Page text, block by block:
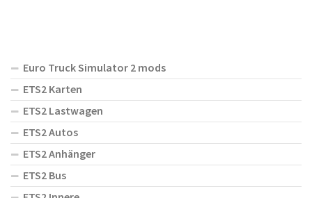
Euro Truck Simulator 2 mods
ETS2 Karten
ETS2 Lastwagen
ETS2 Autos
ETS2 Anhänger
ETS2 Bus